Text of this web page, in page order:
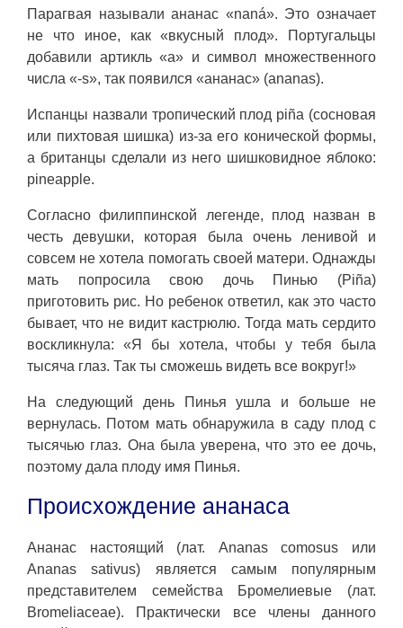
Парагвая называли ананас «naná». Это означает
не что иное, как «вкусный плод». Португальцы
добавили артикль «a» и символ множественного
числа «-s», так появился «ананас» (ananas).
Испанцы назвали тропический плод piña (сосновая
или пихтовая шишка) из-за его конической формы,
а британцы сделали из него шишковидное яблоко:
pineapple.
Согласно филиппинской легенде, плод назван в
честь девушки, которая была очень ленивой и
совсем не хотела помогать своей матери. Однажды
мать попросила свою дочь Пинью (Piña)
приготовить рис. Но ребенок ответил, как это часто
бывает, что не видит кастрюлю. Тогда мать сердито
воскликнула: «Я бы хотела, чтобы у тебя была
тысяча глаз. Так ты сможешь видеть все вокруг!»
На следующий день Пинья ушла и больше не
вернулась. Потом мать обнаружила в саду плод с
тысячью глаз. Она была уверена, что это ее дочь,
поэтому дала плоду имя Пинья.
Происхождение ананаса
Ананас настоящий (лат. Ananas comosus или
Ananas sativus) является самым популярным
представителем семейства Бромелиевые (лат.
Bromeliaceae). Практически все члены данного